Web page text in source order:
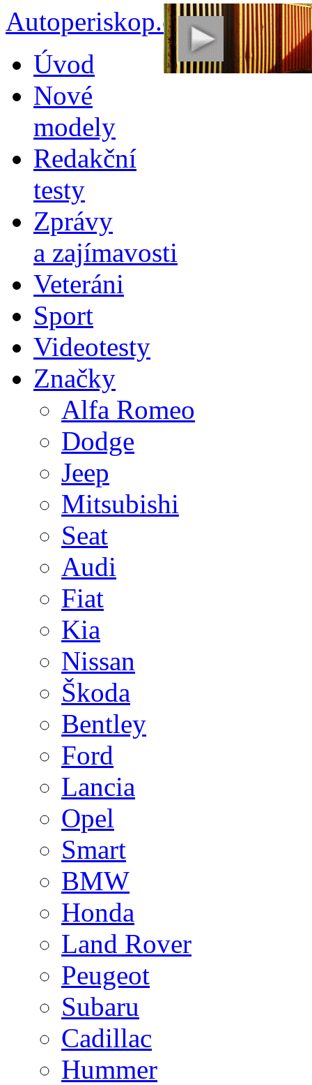
Autoperiskop.cz –
obsahu
webu
Úvod
Nové
modely
Redakční
testy
Zprávy
a zajímavosti
Veteráni
Sport
Videotesty
Značky
Alfa Romeo
Dodge
Jeep
Mitsubishi
Seat
Audi
Fiat
Kia
Nissan
Škoda
Bentley
Ford
Lancia
Opel
Smart
BMW
Honda
Land Rover
Peugeot
Subaru
Cadillac
Hummer